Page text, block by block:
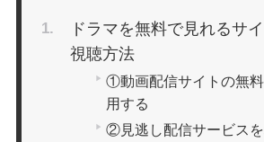
ドラマを無料で見れるサ
視聴方法
①動画配信サイトの無
用する
②見逃し配信サービス